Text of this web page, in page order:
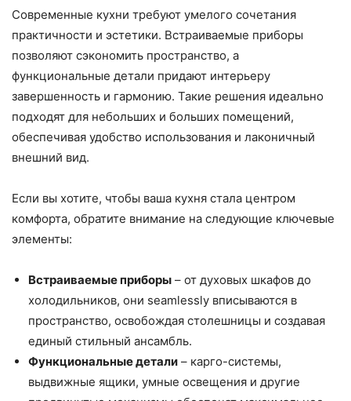
Современные кухни требуют умелого сочетания
практичности и эстетики. Встраиваемые приборы
позволяют сэкономить пространство, а
функциональные детали придают интерьеру
завершенность и гармонию. Такие решения идеально
подходят для небольших и больших помещений,
обеспечивая удобство использования и лаконичный
внешний вид.
Если вы хотите, чтобы ваша кухня стала центром
комфорта, обратите внимание на следующие ключевые
элементы:
Встраиваемые приборы – от духовых шкафов до
холодильников, они seamlessly вписываются в
пространство, освобождая столешницы и создавая
единый стильный ансамбль.
Функциональные детали – карго-системы,
выдвижные ящики, умные освещения и другие